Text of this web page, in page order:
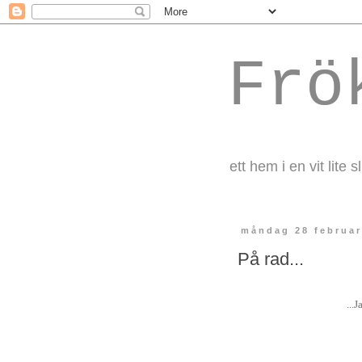
ett hem i en vit lite
måndag 28
På rad...